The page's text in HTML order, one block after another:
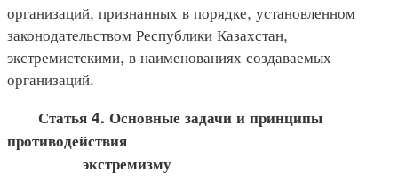
организаций, признанных в порядке, установленном
законодательством Республики Казахстан,
экстремистскими, в наименованиях создаваемых
организаций.
Статья 4. Основные задачи и принципы
противодействия
экстремизму